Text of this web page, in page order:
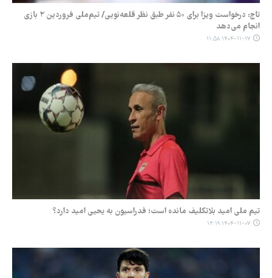
تاج: درخواست ویزا برای ۵۰ نفر طبق نظر قلعه‌نویی/ تیم‌ملی فروردین ۲ بازی
انجام می‌دهد
۱۴۰۴-۱۱-۱۷ ۱۱:۵۸
تیم ملی امید بلاتکلیف مانده است؛ فدراسیون به یحیی امید دارد؟
۱۴۰۴-۱۱-۰۷ ۱۳:۱۹